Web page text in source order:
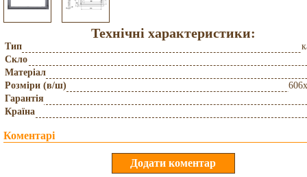
Технічні характеристики:
Тип
Скло
Матеріал
Розміри (в/ш)
Гарантія
Країна
Коментарі